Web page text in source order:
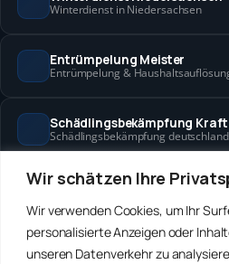
Wir schätzen Ihre
Wir verwenden Cookies, um Ihr
personalisierte Anzeigen oder
unseren Datenverkehr zu
Winterdienst in Niedersachsen
Entrümpelung Meister
Entrümpelung &
Schädlingsbekämpfung Kraft
Schädlingsbekämpfung
Hanse Objektservice
Winterdienst Hansa